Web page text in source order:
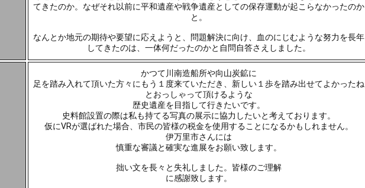
てきたのか。なぜそれ以前に平和遺産や戦争遺産としての保存運動が起こらなかったのか
と。
なんとか地元の期待や要望に応えようと、問題解決に向け、血のにじむような努力を長年
してきたのは、一体何だったのかと自問自答さえしました。
かつて川南造船所や向山炭鉱に
足を踏み入れて頂いた方々にもう１度来ていただき、新しい１歩を踏み出せてよかったね
とおっしゃって頂けるような
歴史遺産を目指して行きたいです。
史料館設置の際は私も持てる写真の展示に協力したいと考えております。
仮にVRが選ばれた場合、市民の皆様の税金を使用することになるかもしれません。
伊万里市さんには
慎重な審議と確実な進展をお願い致します。
拙い文を長々と失礼しました。皆様のご理解
に感謝致します。